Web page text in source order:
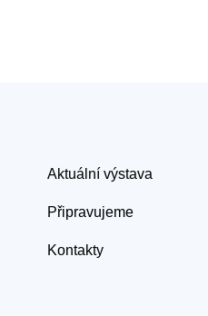
Aktuální výstava
Připravujeme
Kontakty